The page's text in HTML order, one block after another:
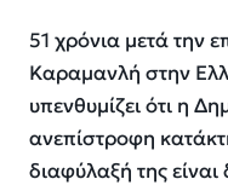
51 χρόνια μετά την
Καραμανλή στην
υπενθυμίζει ότι η
ανεπίστροφη
διαφύλαξή της είναι